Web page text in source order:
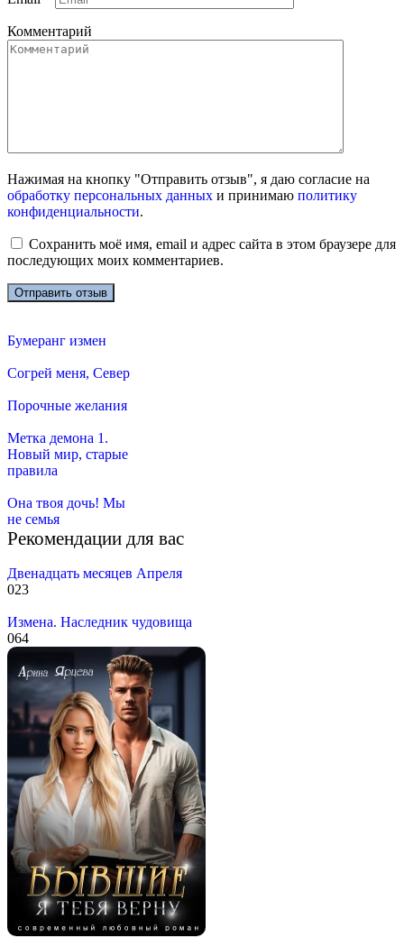
Комментарий
Нажимая на кнопку "Отправить отзыв", я даю согласие на
обработку персональных данных и принимаю политику
конфиденциальности.
Сохранить моё имя, email и адрес сайта в этом браузере для
последующих моих комментариев.
Бумеранг измен
Согрей меня, Север
Порочные желания
Метка демона 1.
Новый мир, старые
правила
Она твоя дочь! Мы
не семья
Рекомендации для вас
Двенадцать месяцев Апреля
023
Измена. Наследник чудовища
064